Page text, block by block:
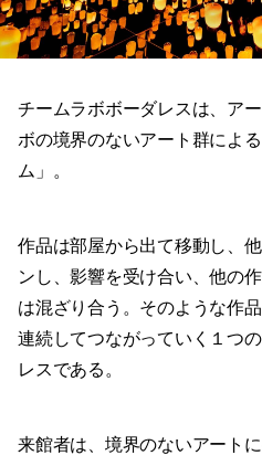
チームラボボーダレスは、ア
ボの境界のないアート群によ
ム」。
作品は部屋から出て移動し、
ンし、影響を受け合い、他の
は混ざり合う。そのような作
連続してつながっていく１つ
レスである。
来館者は、境界のないアート